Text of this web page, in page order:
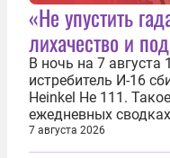
«Не упустить
лихачество и
В ночь на 7 августа
истребитель И-16
Heinkel He 111.
ежедневных
обстоятельство.
истории
7 августа 2026